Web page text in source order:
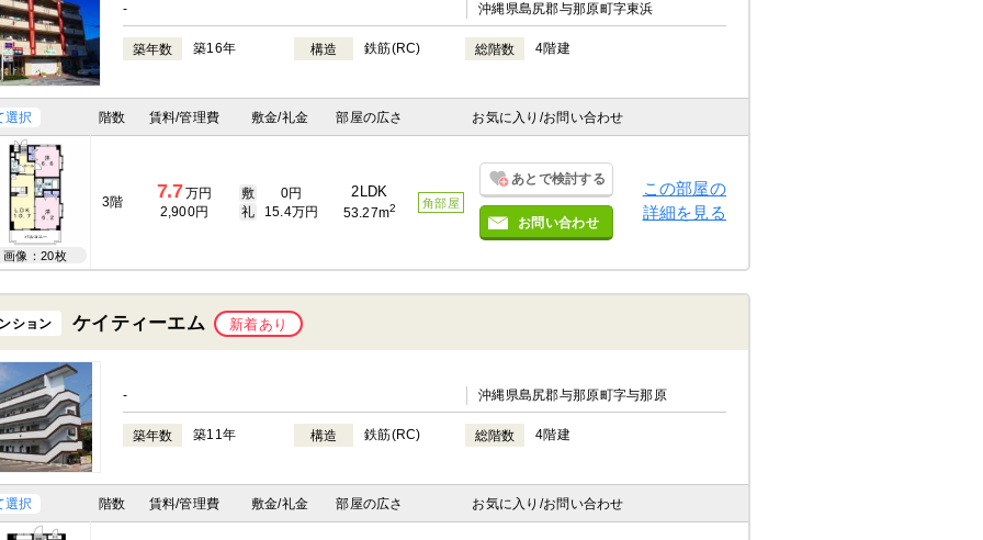
- 沖縄県島尻郡与那原町字東浜
築年数 築16年 構造 鉄筋(RC) 総階数 4階建
選択 階数 賃料/管理費 敷金/礼金 部屋の広さ お気に入り /お問い合わせ
画像：20枚
3階 7.7万円
2,900円
敷
0円
礼
15.4万円
2LDK
53.27m2 角部屋
あとで検討する
お問い合わせ
この部屋の
詳細を見る
ション ケイティーエム 新着あり
- 沖縄県島尻郡与那原町字与那原
築年数 築11年 構造 鉄筋(RC) 総階数 4階建
選択 階数 賃料/管理費 敷金/礼金 部屋の広さ お気に入り /お問い合わせ